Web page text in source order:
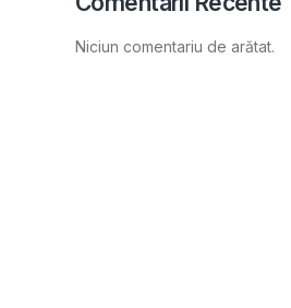
Niciun comentariu de arătat.